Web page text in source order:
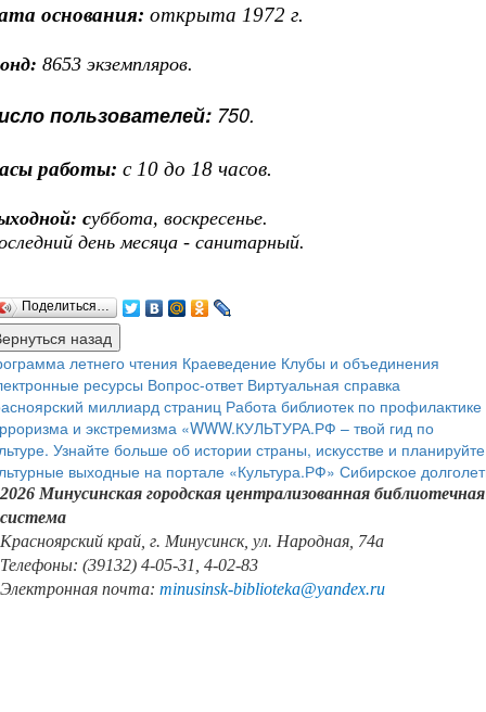
основания: открыта 1972 г.
8653 экземпляров.
пользователей: 750.
работы: с 10 до 18 часов.
суббота, воскресенье.
день месяца - санитарный.
Поделиться…
летнего чтения Краеведение Клубы и объединения
ресурсы Вопрос-ответ Виртуальная справка
миллиард страниц Работа библиотек по профилактике
и экстремизма «WWW.КУЛЬТУРА.РФ – твой гид по
Узнайте больше об истории страны, искусстве и планируйте
выходные на портале «Культура.РФ» Сибирское
2026 Минусинская городская централизованная библиотечная
система
Красноярский край, г. Минусинск, ул. Народная, 74а
Телефоны: (39132) 4-05-31, 4-02-83
Электронная почта: minusinsk-biblioteka@yandex.ru